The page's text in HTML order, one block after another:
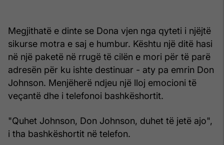
Megjithatë e dinte se Dona vjen nga qyteti i njëjtë
sikurse motra e saj e humbur. Kështu një ditë hasi
në një paketë në rrugë të cilën e mori për të parë
adresën për ku ishte destinuar - aty pa emrin Don
Johnson. Menjëherë ndjeu një lloj emocioni të
veçantë dhe i telefonoi bashkëshortit.
"Quhet Johnson, Don Johnson, duhet të jetë ajo",
i tha bashkëshortit në telefon.